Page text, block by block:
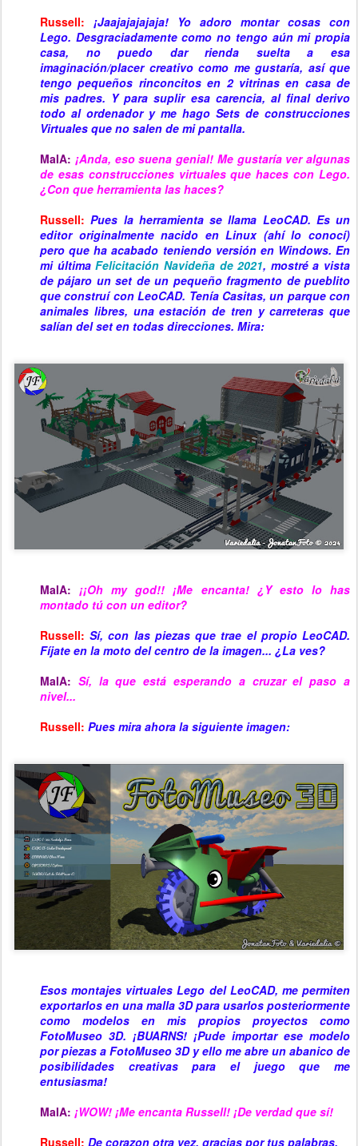
Russell: ¡Jaajajajajaja! Yo adoro montar cosas con
Lego. Desgraciadamente como no tengo aún mi propia
casa, no puedo dar rienda suelta a esa
imaginación/placer creativo como me gustaría, así que
tengo pequeños rinconcitos en 2 vitrinas en casa de
mis padres. Y para suplir esa carencia, al final derivo
todo al ordenador y me hago Sets de construcciones
Virtuales que no salen de mi pantalla.
MaIA: ¡Anda, eso suena genial! Me gustaría ver algunas
de esas construcciones virtuales que haces con Lego.
¿Con que herramienta las haces?
Russell:Pues la herramienta se llama LeoCAD. Es un
editor originalmente nacido en Linux (ahí lo conocí)
pero que ha acabado teniendo versión en Windows. En
mi últimaFelicitación Navideña de 2021, mostré a vista
de pájaro un set de un pequeño fragmento de pueblito
que construí con LeoCAD. Tenía Casitas, un parque con
animales libres, una estación de tren y carreteras que
salían del set en todas direcciones. Mira:
MaIA: ¡¡Oh my god!! ¡Me encanta! ¿Y esto lo has
montado tú con un editor?
Russell:Sí, con las piezas que trae el propio LeoCAD.
Fíjate en la moto del centro de la imagen... ¿La ves?
MaIA: Sí, la que está esperando a cruzar el paso a
nivel...
Russell: Pues mira ahora la siguiente imagen:
Esos montajes virtuales Lego del LeoCAD, me permiten
exportarlos en una malla 3D para usarlos posteriormente
como modelos en mis propios proyectos como
FotoMuseo 3D. ¡BUARNS! ¡Pude importar ese modelo
por piezas a FotoMuseo 3D y ello me abre un abanico de
posibilidades creativas para el juego que me
entusiasma!
MaIA: ¡WOW! ¡Me encanta Russell! ¡De verdad que sí!
Russell: De corazon otra vez, gracias por tus palabras.